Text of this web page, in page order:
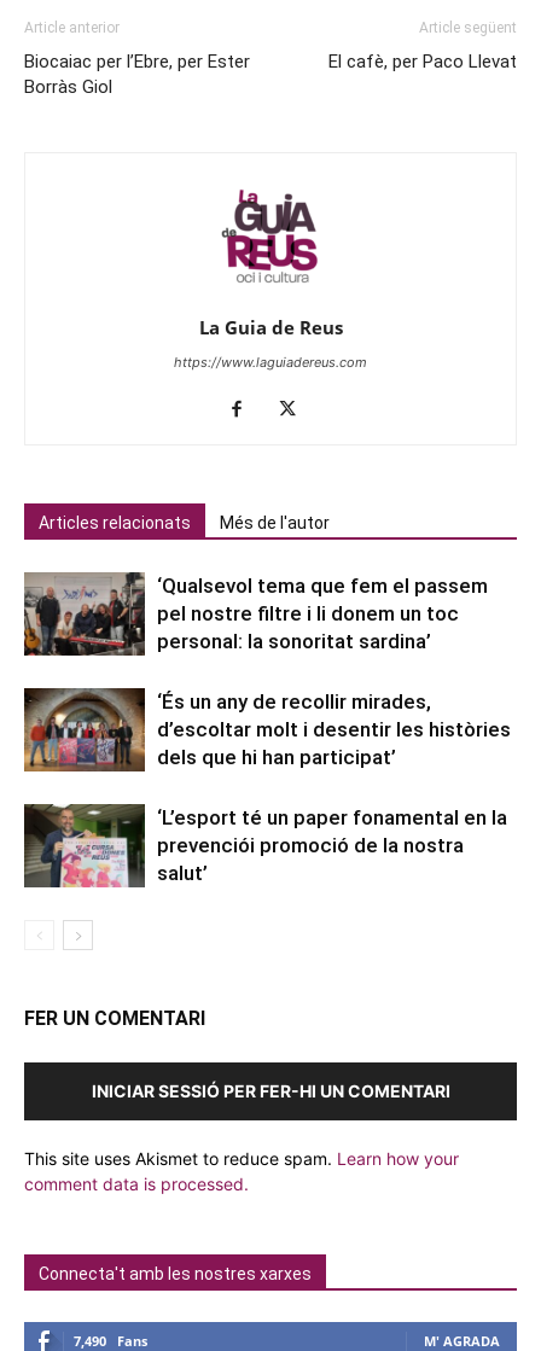
Article anterior
Biocaiac per l’Ebre, per Ester
Borràs Giol
Article següent
El cafè, per Paco Llevat
La Guia de Reus
https://www.laguiadereus.com
Articles relacionats Més de l'autor
‘Qualsevol tema que fem el passem
pel nostre filtre i li donem un toc
personal: la sonoritat sardina’
‘És un any de recollir mirades,
d’escoltar molt i desentir les històries
dels que hi han participat’
‘L’esport té un paper fonamental en la
prevenciói promoció de la nostra
salut’
FER UN COMENTARI
INICIAR SESSIÓ PER FER-HI UN COMENTARI
This site uses Akismet to reduce spam. Learn how your
comment data is processed.
Connecta't amb les nostres xarxes
7,490 Fans M' AGRADA